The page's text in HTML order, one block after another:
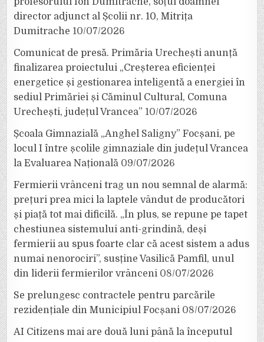
director adjunct al Școlii nr. 10, Mitrița
Dumitrache 10/07/2026
Comunicat de presă. Primăria Urechești anunță
finalizarea proiectului „Creșterea eficienței
energetice și gestionarea inteligentă a energiei în
sediul Primăriei și Căminul Cultural, Comuna
Urechești, județul Vrancea” 10/07/2026
Școala Gimnazială „Anghel Saligny” Focșani, pe
locul I între școlile gimnaziale din județul Vrancea
la Evaluarea Națională 09/07/2026
Fermierii vrânceni trag un nou semnal de alarmă:
prețuri prea mici la laptele vândut de producători
și piață tot mai dificilă. „În plus, se repune pe tapet
chestiunea sistemului anti-grindină, deși
fermierii au spus foarte clar că acest sistem a adus
numai nenorociri”, susține Vasilică Pamfil, unul
din liderii fermierilor vrânceni 08/07/2026
Se prelungesc contractele pentru parcările
rezidențiale din Municipiul Focșani 08/07/2026
AI Citizens mai are două luni până la începutul